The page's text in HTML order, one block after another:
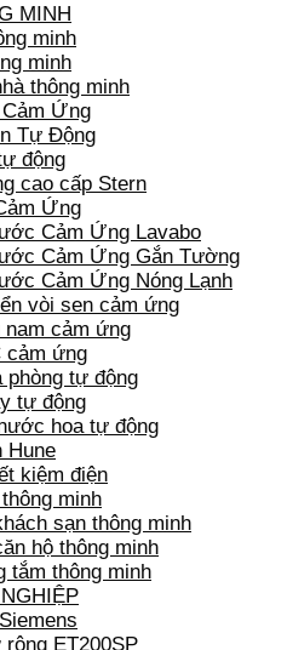
MINH
minh
minh
thông minh
Ứng
Tự Động
động
cao cấp Stern
Ứng
Cảm Ứng Lavabo
Cảm Ứng Gắn Tường
Cảm Ứng Nóng Lạnh
vòi sen cảm ứng
nam cảm ứng
cảm ứng
phòng tự động
tự động
hoa tự động
Hune
kiệm điện
minh
sạn thông minh
hộ thông minh
tắm thông minh
ET200SP